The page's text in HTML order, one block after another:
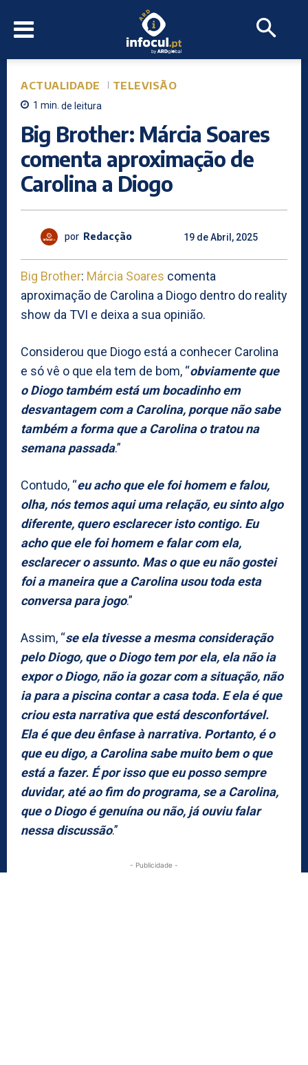
ACTUALIDADE TELEVISÃO
1 min. de leitura
Big Brother: Márcia Soares
comenta aproximação de
Carolina a Diogo
por Redacção 19 de Abril, 2025
Big Brother: Márcia Soares comenta
aproximação de Carolina a Diogo dentro do reality
show da TVI e deixa a sua opinião.
Considerou que Diogo está a conhecer Carolina
e só vê o que ela tem de bom, “obviamente que
o Diogo também está um bocadinho em
desvantagem com a Carolina, porque não sabe
também a forma que a Carolina o tratou na
semana passada.”
Contudo, “eu acho que ele foi homem e falou,
olha, nós temos aqui uma relação, eu sinto algo
diferente, quero esclarecer isto contigo. Eu
acho que ele foi homem e falar com ela,
esclarecer o assunto. Mas o que eu não gostei
foi a maneira que a Carolina usou toda esta
conversa para jogo.”
Assim, “se ela tivesse a mesma consideração
pelo Diogo, que o Diogo tem por ela, ela não ia
expor o Diogo, não ia gozar com a situação, não
ia para a piscina contar a casa toda. E ela é que
criou esta narrativa que está desconfortável.
Ela é que deu ênfase à narrativa. Portanto, é o
que eu digo, a Carolina sabe muito bem o que
está a fazer. É por isso que eu posso sempre
duvidar, até ao fim do programa, se a Carolina,
que o Diogo é genuína ou não, já ouviu falar
nessa discussão.”
- Publicidade -